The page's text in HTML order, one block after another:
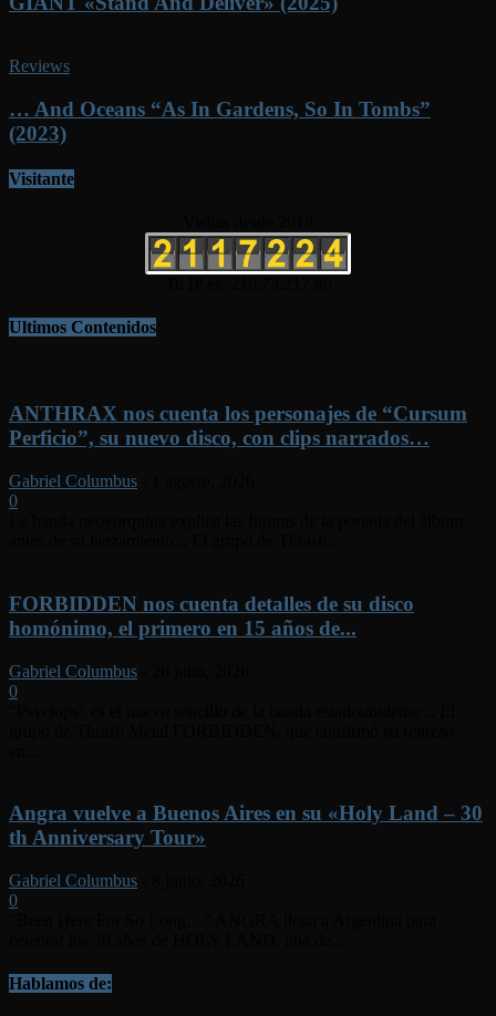
Reviews
… And Oceans “As In Gardens, So In Tombs”
(2023)
Visitante
Ultimos Contenidos
ANTHRAX nos cuenta los personajes de “Cursum
Perficio”, su nuevo disco, con clips narrados…
Gabriel Columbus
0
FORBIDDEN nos cuenta detalles de su disco
homónimo, el primero en 15 años de...
Gabriel Columbus
0
Angra vuelve a Buenos Aires en su «Holy Land – 30
th Anniversary Tour»
Gabriel Columbus
0
Hablamos de: